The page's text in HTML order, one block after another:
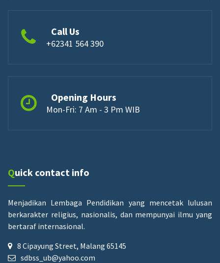
Call Us
+62341 564 390
Opening Hours
Mon-Fri: 7 Am - 3 Pm WIB
Quick contact info
Menjadikan Lembaga Pendidikan yang mencetak lulusan
berkarakter religius, nasionalis, dan mempunyai ilmu yang
bertaraf internasional.
8 Cipayung Street, Malang 65145
sdbss_ub@yahoo.com